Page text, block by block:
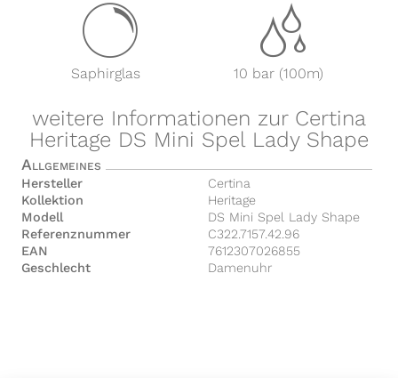
y
Saphirglas
z
10 bar (100m)
weitere Informationen zur Certina
Heritage DS Mini Spel Lady Shape
Allgemeines
Hersteller
Certina
Kollektion
Heritage
Modell
DS Mini Spel Lady Shape
Referenznummer
C322.7157.42.96
EAN
7612307026855
Geschlecht
Damenuhr